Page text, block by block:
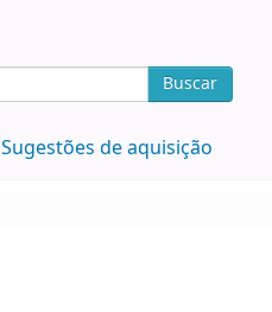
Buscar
Sugestões de aquisição